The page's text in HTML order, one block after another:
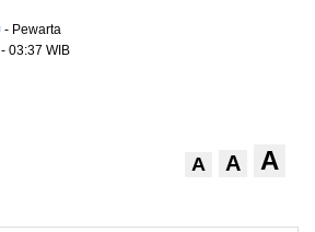
- Pewarta
- 03:37 WIB
A A A